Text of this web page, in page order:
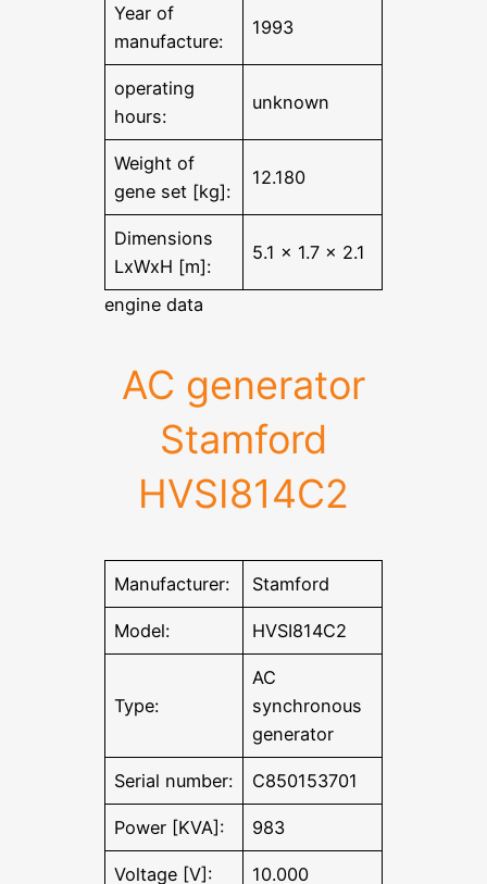
Year of
manufacture:
1993
operating
hours:
unknown
Weight of
gene set [kg]:
12.180
Dimensions
LxWxH [m]:
5.1 x 1.7 x 2.1
engine data
AC generator
Stamford
HVSI814C2
Manufacturer: Stamford
Model: HVSI814C2
Type:
AC
synchronous
generator
Serial number: C850153701
Power [KVA]: 983
Voltage [V]: 10.000